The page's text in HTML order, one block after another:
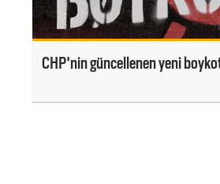
CHP'nin güncellenen yeni